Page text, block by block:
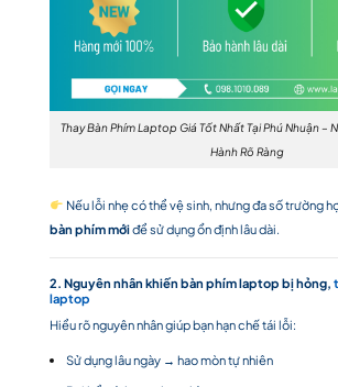
Thay Bàn Phím Laptop Giá Tốt Nhất Tại Phú Nhuận –
Hành Rõ Ràng
Nếu lỗi nhẹ có thể vệ sinh, nhưng đa số trường
bàn phím mớiđể sử dụng ổn định lâu dài.
2. Nguyên nhân khiến bàn phím laptop bị hỏng,
laptop
Hiểu rõ nguyên nhân giúp bạn hạn chế tái lỗi:
Sử dụng lâu ngày → hao mòn tự nhiên